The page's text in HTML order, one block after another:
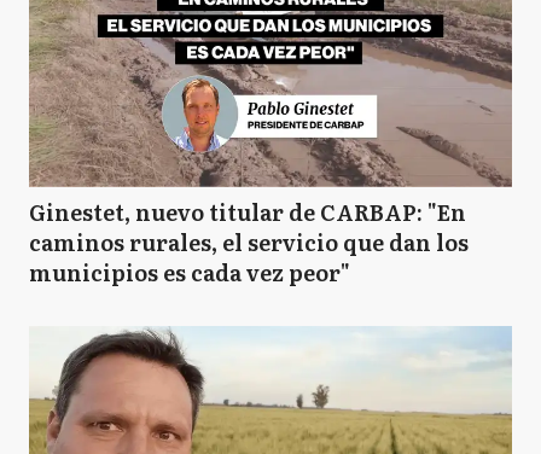
Ginestet, nuevo titular de CARBAP: "En
caminos rurales, el servicio que dan los
municipios es cada vez peor"